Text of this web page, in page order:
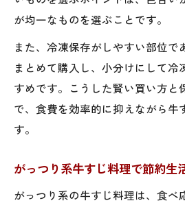
が均一なものを選ぶことです。
また、冷凍保存がしやすい部位で
まとめて購入し、小分けにして冷
すめです。こうした賢い買い方と
で、食費を効率的に抑えながら牛
す。
がっつり系牛すじ料理で節約生
がっつり系の牛すじ料理は、食べ